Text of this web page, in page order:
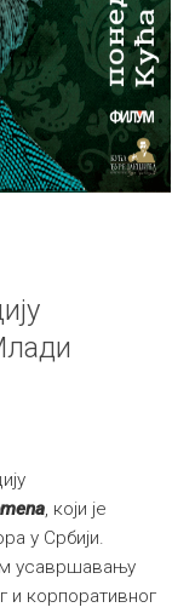
, који је
у Србији.
усавршавању
и корпоративног